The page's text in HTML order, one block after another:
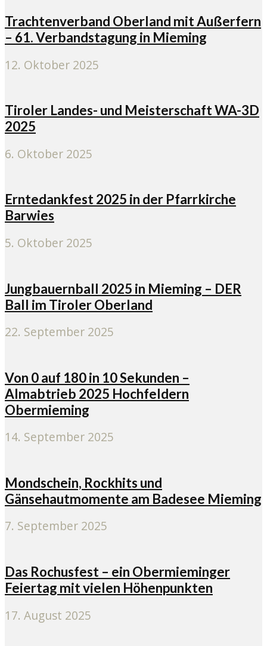
Trachtenverband Oberland mit Außerfern
– 61. Verbandstagung in Mieming
12. Oktober 2025
Tiroler Landes- und Meisterschaft WA-3D
2025
6. Oktober 2025
Erntedankfest 2025 in der Pfarrkirche
Barwies
5. Oktober 2025
Jungbauernball 2025 in Mieming – DER
Ball im Tiroler Oberland
22. September 2025
Von 0 auf 180 in 10 Sekunden –
Almabtrieb 2025 Hochfeldern
Obermieming
14. September 2025
Mondschein, Rockhits und
Gänsehautmomente am Badesee Mieming
7. September 2025
Das Rochusfest – ein Obermieminger
Feiertag mit vielen Höhenpunkten
17. August 2025